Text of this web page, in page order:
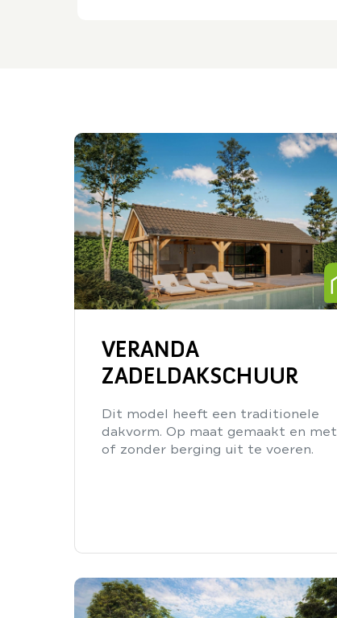
VERANDA
ZADELDAKSCHUUR
Dit model heeft een traditionele
dakvorm. Op maat gemaakt en met
of zonder berging uit te voeren.